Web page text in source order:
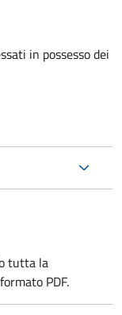
in possesso dei
tutta la
PDF.